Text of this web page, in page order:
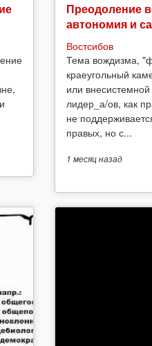
Преодоление
автономия и
Востсибов
Тема вождизма,
краеугольный
или
лидер_а/ов, как
не
правых, но с...
1 месяцназад